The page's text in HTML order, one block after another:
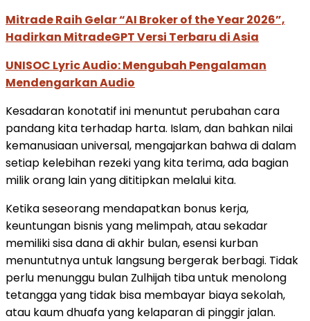
Mitrade Raih Gelar “AI Broker of the Year 2026”,
Hadirkan MitradeGPT Versi Terbaru di Asia
UNISOC Lyric Audio: Mengubah Pengalaman
Mendengarkan Audio
Kesadaran konotatif ini menuntut perubahan cara
pandang kita terhadap harta. Islam, dan bahkan nilai
kemanusiaan universal, mengajarkan bahwa di dalam
setiap kelebihan rezeki yang kita terima, ada bagian
milik orang lain yang dititipkan melalui kita.
Ketika seseorang mendapatkan bonus kerja,
keuntungan bisnis yang melimpah, atau sekadar
memiliki sisa dana di akhir bulan, esensi kurban
menuntutnya untuk langsung bergerak berbagi. Tidak
perlu menunggu bulan Zulhijah tiba untuk menolong
tetangga yang tidak bisa membayar biaya sekolah,
atau kaum dhuafa yang kelaparan di pinggir jalan.